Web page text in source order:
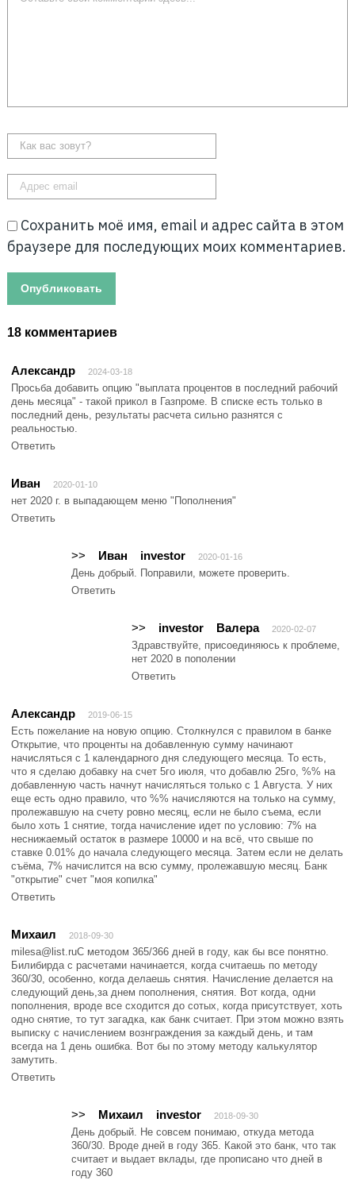
Сохранить моё имя, email и адрес сайта в этом
браузере для последующих моих комментариев.
18 комментариев
Александр 2024-03-18
Просьба добавить опцию "выплата процентов в последний рабочий
день месяца" - такой прикол в Газпроме. В списке есть только в
последний день, результаты расчета сильно разнятся с
реальностью.
Ответить
Иван 2020-01-10
нет 2020 г. в выпадающем меню "Пополнения"
Ответить
investor
>> Иван 2020-01-16
День добрый. Поправили, можете проверить.
Ответить
Валера
>> investor 2020-02-07
Здравствуйте, присоединяюсь к проблеме,
нет 2020 в пополении
Ответить
Александр 2019-06-15
Есть пожелание на новую опцию. Столкнулся с правилом в банке
Открытие, что проценты на добавленную сумму начинают
начисляться с 1 календарного дня следующего месяца. То есть,
что я сделаю добавку на счет 5го июля, что добавлю 25го, %% на
добавленную часть начнут начисляться только с 1 Августа. У них
еще есть одно правило, что %% начисляются на только на сумму,
пролежавшую на счету ровно месяц, если не было съема, если
было хоть 1 снятие, тогда начисление идет по условию: 7% на
неснижаемый остаток в размере 10000 и на всё, что свыше по
ставке 0.01% до начала следующего месяца. Затем если не делать
съёма, 7% начислится на всю сумму, пролежавшую месяц. Банк
"открытие" счет "моя копилка"
Ответить
Михаил 2018-09-30
milesa@list.ruС методом 365/366 дней в году, как бы все понятно.
Билибирда с расчетами начинается, когда считаешь по методу
360/30, особенно, когда делаешь снятия. Начисление делается на
следующий день,за днем пополнения, снятия. Вот когда, одни
пополнения, вроде все сходится до сотых, когда присутствует, хоть
одно снятие, то тут загадка, как банк считает. При этом можно взять
выписку с начислением вознграждения за каждый день, и там
всегда на 1 день ошибка. Вот бы по этому методу калькулятор
замутить.
Ответить
investor
>> Михаил 2018-09-30
День добрый. Не совсем понимаю, откуда метода
360/30. Вроде дней в году 365. Какой это банк, что так
считает и выдает вклады, где прописано что дней в
году 360